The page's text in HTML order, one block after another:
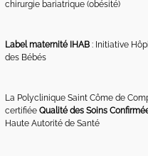
chirurgie bariatrique (obésité)
Label maternité IHAB : Initiative
des Bébés
La Polyclinique Saint Côme de
certifiéeQualité des Soins
Haute Autorité de Santé